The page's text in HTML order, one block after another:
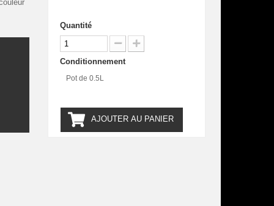
Quantité
Conditionnement
Pot de 0.5L
AJOUTER AU PANIER